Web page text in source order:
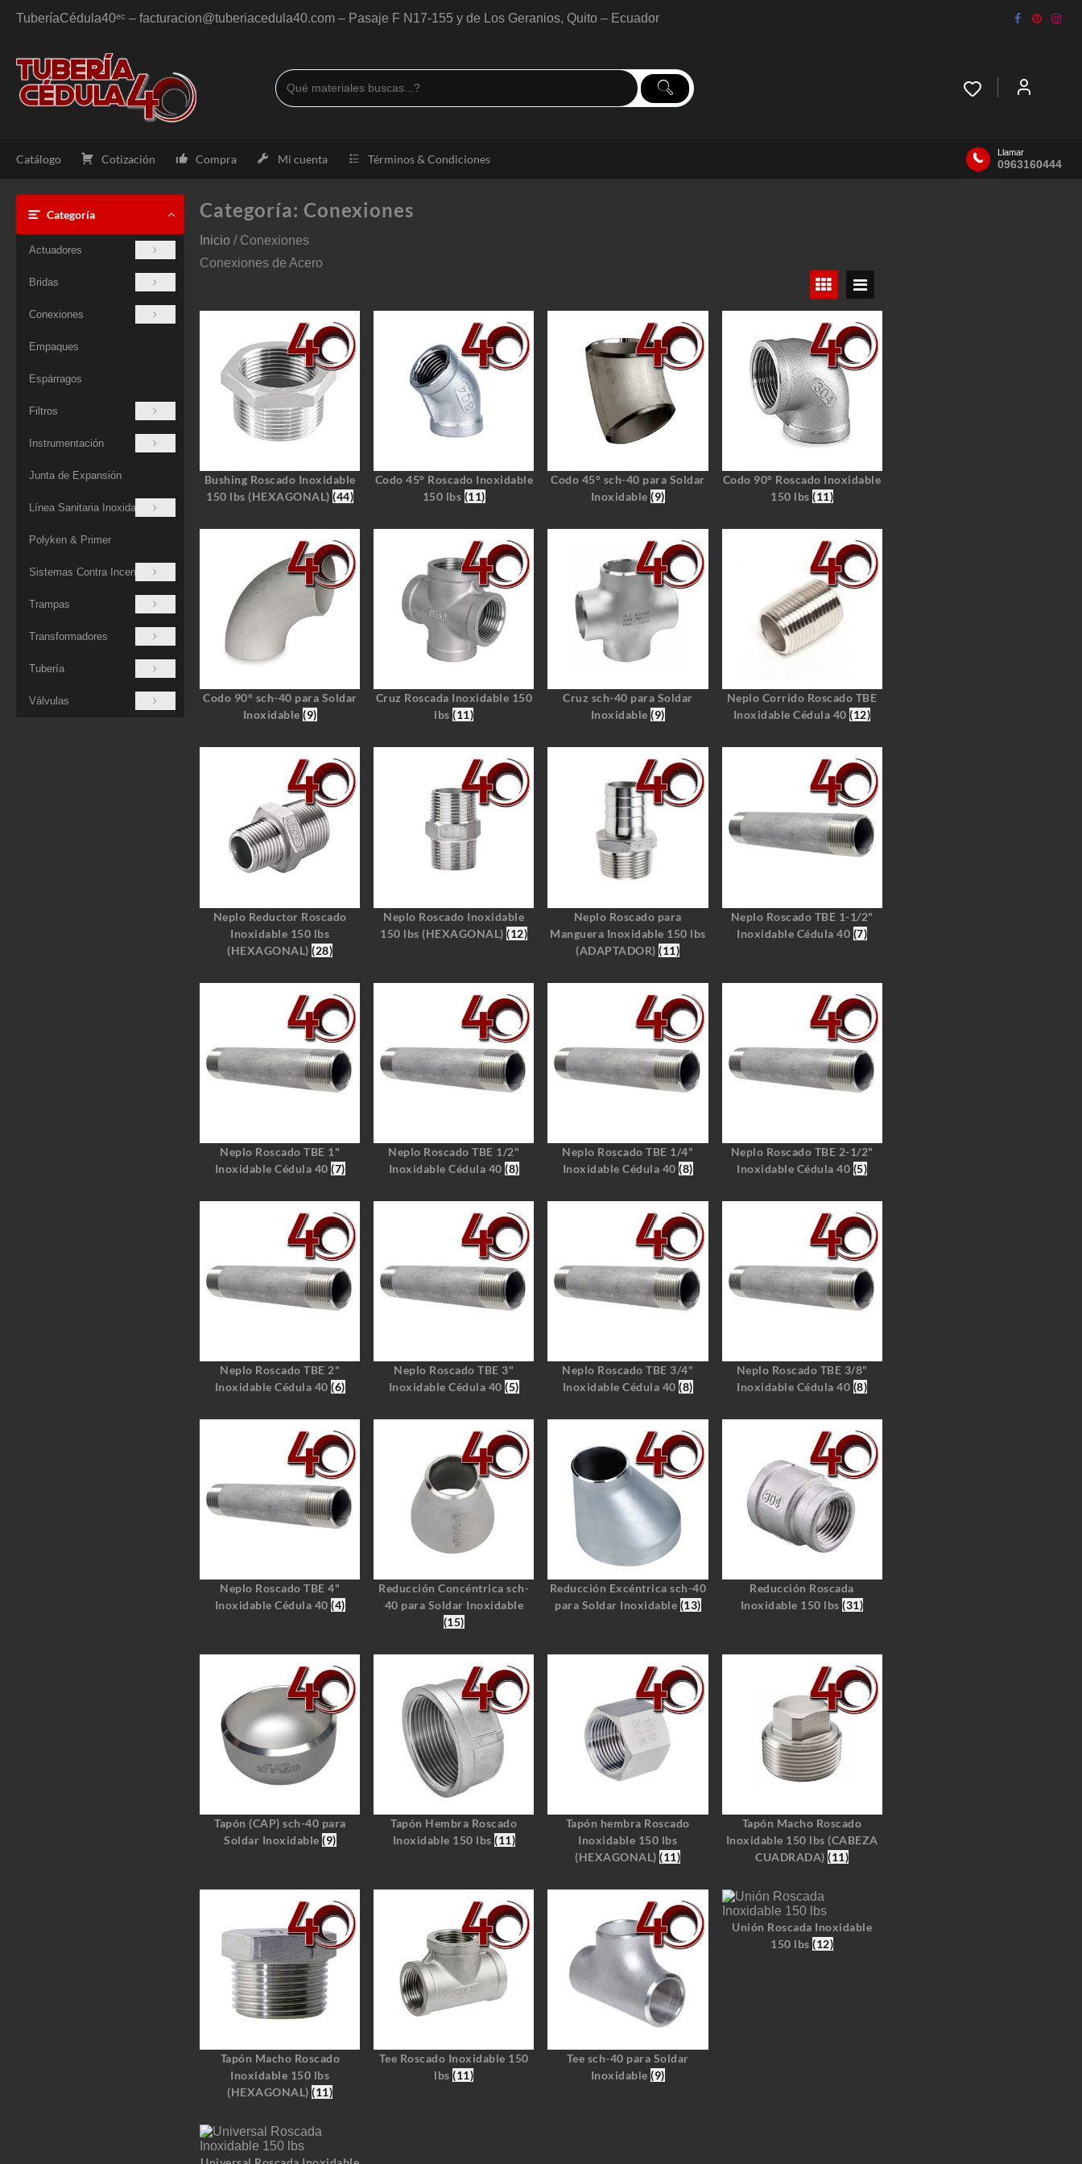
TuberíaCédula40ᵉᶜ – facturacion@tuberiacedula40.com – Pasaje F N17-155 y de Los Geranios, Quito – Ecuador
Catálogo Cotización Compra Mi cuenta Términos & Condiciones
Llamar
0963160444
Categoría
Actuadores
Bridas
Conexiones
Empaques
Espárragos
Filtros
Instrumentación
Junta de Expansión
Línea Sanitaria Inoxidable
Polyken & Primer
Sistemas Contra Incendios
Trampas
Transformadores
Tubería
Válvulas
Categoría: Conexiones
Inicio / Conexiones
Conexiones de Acero
Bushing Roscado Inoxidable
150 lbs (HEXAGONAL)(44)
Codo 45° Roscado Inoxidable
150 lbs (11)
Codo 45° sch-40 para Soldar
Inoxidable(9)
Codo 90° Roscado Inoxidable
150 lbs(11)
Codo 90° sch-40 para Soldar
Inoxidable(9)
Cruz Roscada Inoxidable 150
lbs(11)
Cruz sch-40 para Soldar
Inoxidable(9)
Neplo Corrido Roscado TBE
Inoxidable Cédula 40(12)
Neplo Reductor Roscado
Inoxidable 150 lbs
(HEXAGONAL)(28)
Neplo Roscado Inoxidable
150 lbs (HEXAGONAL)(12)
Neplo Roscado para
Manguera Inoxidable 150 lbs
(ADAPTADOR)(11)
Neplo Roscado TBE 1-1/2"
Inoxidable Cédula 40 (7)
Neplo Roscado TBE 1"
Inoxidable Cédula 40(7)
Neplo Roscado TBE 1/2"
Inoxidable Cédula 40(8)
Neplo Roscado TBE 1/4"
Inoxidable Cédula 40(8)
Neplo Roscado TBE 2-1/2"
Inoxidable Cédula 40 (5)
Neplo Roscado TBE 2"
Inoxidable Cédula 40(6)
Neplo Roscado TBE 3"
Inoxidable Cédula 40(5)
Neplo Roscado TBE 3/4"
Inoxidable Cédula 40(8)
Neplo Roscado TBE 3/8"
Inoxidable Cédula 40 (8)
Neplo Roscado TBE 4"
Inoxidable Cédula 40(4)
Reducción Concéntrica sch-
40 para Soldar Inoxidable
(15)
Reducción Excéntrica sch-40
para Soldar Inoxidable (13)
Reducción Roscada
Inoxidable 150 lbs(31)
Tapón (CAP) sch-40 para
Soldar Inoxidable (9)
Tapón Hembra Roscado
Inoxidable 150 lbs(11)
Tapón hembra Roscado
Inoxidable 150 lbs
(HEXAGONAL)(11)
Tapón Macho Roscado
Inoxidable 150 lbs (CABEZA
CUADRADA)(11)
Tapón Macho Roscado
Inoxidable 150 lbs
(HEXAGONAL)(11)
Tee Roscado Inoxidable 150
lbs(11)
Tee sch-40 para Soldar
Inoxidable(9)
Unión Roscada Inoxidable
150 lbs(12)